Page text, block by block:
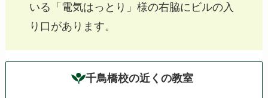
いる「電気はっとり」様の右脇にビルの入
り口があります。
千鳥橋校の近くの教室